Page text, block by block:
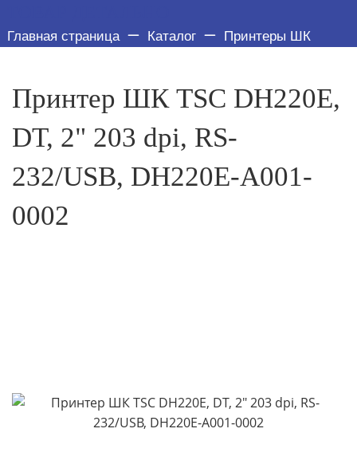
Главная страница Каталог Принтеры ШК
Принтер ШК TSC DH220E,
DT, 2" 203 dpi, RS-
232/USB, DH220E-A001-
0002